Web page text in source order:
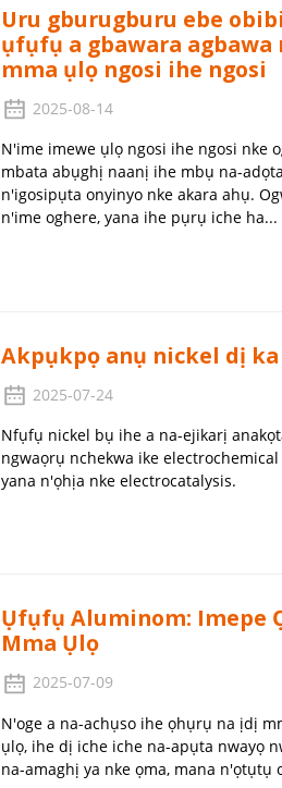
Uru gburugburu ebe
ụfụfụ a gbawara
mma ụlọ ngosi ihe ngosi
2025-08-14
N'ime imewe ụlọ ngosi ihe ngosi nke
mbata abụghị naanị ihe mbụ na-
n'igosipụta onyinyo nke akara ahụ.
n'ime oghere, yana ihe pụrụ iche ha...
Akpụkpọ anụ nickel dị
2025-07-24
Nfụfụ nickel bụ ihe a na-ejikarị
ngwaọrụ nchekwa ike
yana n'ọhịa nke electrocatalysis.
Ụfụfụ Aluminom: Imepe
Mma Ụlọ
2025-07-09
N'oge a na-achụso ihe ọhụrụ na ịdị
ụlọ, ihe dị iche iche na-apụta nwayọ
na-amaghị ya nke ọma, mana n'ọtụtụ